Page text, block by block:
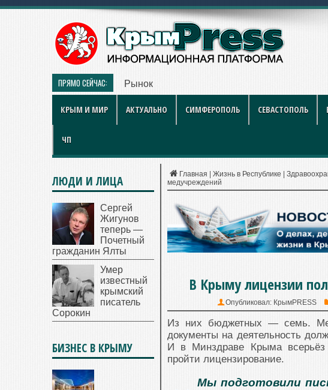
ПРЯМО СЕЙЧАС: Рынок квартир Энгельса в 2026 году: полный
КРЫМ И МИР АКТУАЛЬНО СИМФЕРОПОЛЬ СЕВАСТОПОЛЬ
ЧП
Главная Жизнь в Республике
медучреждений
В Крыму лицензии
Опубликовал: КрымPRESS
Из них бюджетных — семь.
документы на деятельность
И в Минздраве Крыма всерьёз
пройти лицензирование.
Мы подготовили
ЛЮДИ И ЛИЦА
Сергей
Жигунов
теперь —
Почетный
гражданин Ялты
Умер
известный
крымский
писатель
Сорокин
БИЗНЕС В КРЫМУ